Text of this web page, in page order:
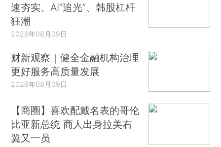
速夯实、AI“追光”、韩股杠杆
狂潮
2026年08月09日
财新观察｜健全金融机构治理
更好服务高质量发展
2026年08月09日
【商圈】喜欢配戴名表的哥伦
比亚新总统 商人出身拉美右
翼又一员